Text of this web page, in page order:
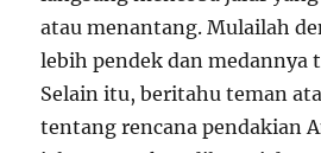
atau menantang. Mulailah
lebih pendek dan medannya
Selain itu, beritahu teman
tentang rencana pendakian